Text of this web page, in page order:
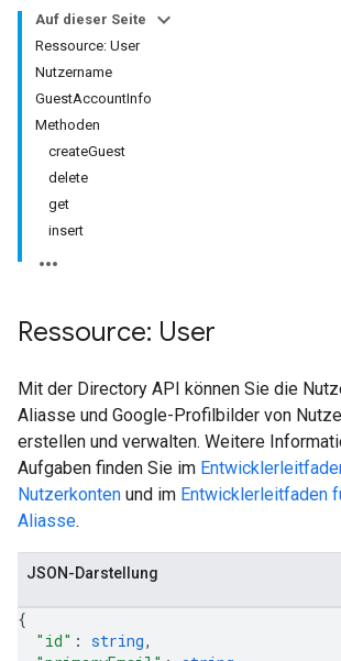
Auf dieser Seite
Ressource: User
Nutzername
GuestAccountInfo
Methoden
createGuest
delete
get
insert
Ressource: User
Mit der Directory API können Sie die
Aliasse und Google-Profilbilder von
erstellen und verwalten. Weitere
Aufgaben finden Sie im
Nutzerkonten und im Entwicklerleitfaden
Aliasse.
JSON-Darstellung
{
"id" : string,